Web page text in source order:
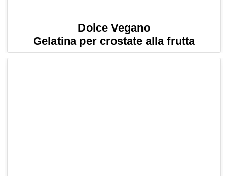
Dolce Vegano
Gelatina per crostate alla frutta